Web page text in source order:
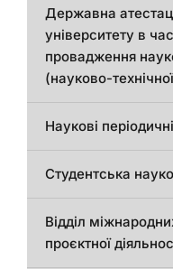
Державна
університету в
провадження
(науково-
Наукові
Студентська
Відділ
проєктної